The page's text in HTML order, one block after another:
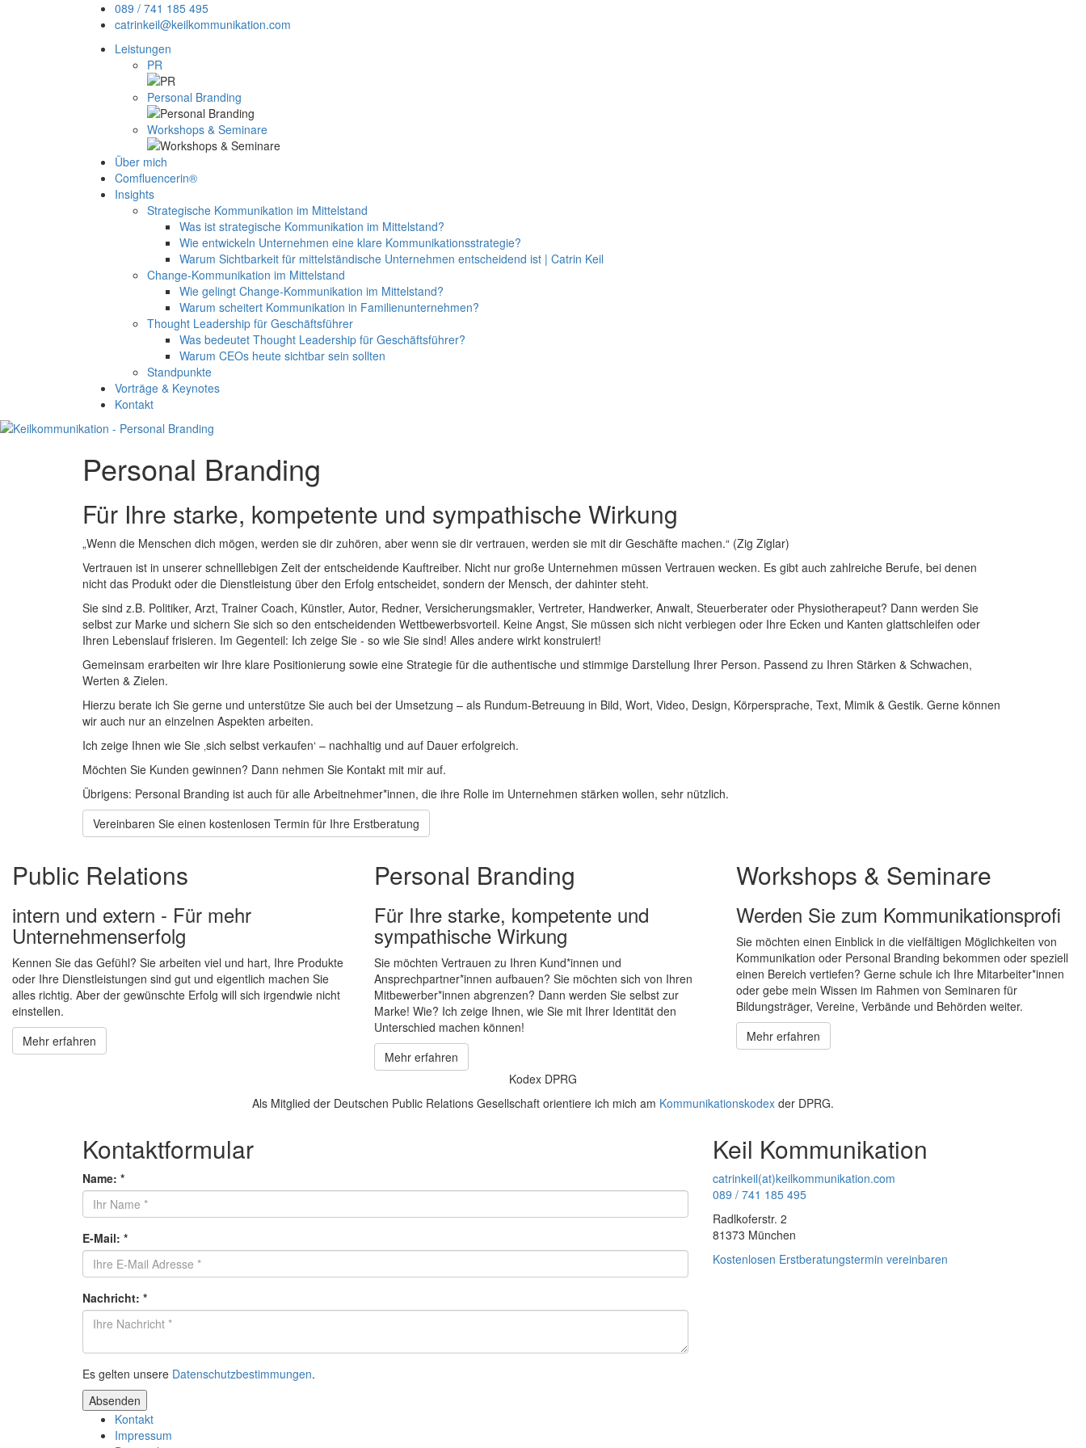
089 / 741 185 495
catrinkeil@keilkommunikation.com
Leistungen
PR
Personal Branding
Workshops & Seminare
Über mich
Comfluencerin®
Insights
Strategische Kommunikation im Mittelstand
Was ist strategische Kommunikation im Mittelstand?
Wie entwickeln Unternehmen eine klare Kommunikationsstrategie?
Warum Sichtbarkeit für mittelständische Unternehmen entscheidend ist | Catrin Keil
Change-Kommunikation im Mittelstand
Wie gelingt Change-Kommunikation im Mittelstand?
Warum scheitert Kommunikation in Familienunternehmen?
Thought Leadership für Geschäftsführer
Was bedeutet Thought Leadership für Geschäftsführer?
Warum CEOs heute sichtbar sein sollten
Standpunkte
Vorträge & Keynotes
Kontakt
Personal Branding
Für Ihre starke, kompetente und sympathische Wirkung
„Wenn die Menschen dich mögen, werden sie dir zuhören, aber wenn sie dir vertrauen, werden sie mit dir Geschäfte machen.“ (Zig Ziglar)
Vertrauen ist in unserer schnelllebigen Zeit der entscheidende Kauftreiber. Nicht nur große Unternehmen müssen Vertrauen wecken. Es gibt auch zahlreiche Berufe, bei denen
nicht das Produkt oder die Dienstleistung über den Erfolg entscheidet, sondern der Mensch, der dahinter steht.
Sie sind z.B. Politiker, Arzt, Trainer Coach, Künstler, Autor, Redner, Versicherungsmakler, Vertreter, Handwerker, Anwalt, Steuerberater oder Physiotherapeut? Dann werden Sie
selbst zur Marke und sichern Sie sich so den entscheidenden Wettbewerbsvorteil. Keine Angst, Sie müssen sich nicht verbiegen oder Ihre Ecken und Kanten glattschleifen oder
Ihren Lebenslauf frisieren. Im Gegenteil: Ich zeige Sie - so wie Sie sind! Alles andere wirkt konstruiert!
Gemeinsam erarbeiten wir Ihre klare Positionierung sowie eine Strategie für die authentische und stimmige Darstellung Ihrer Person. Passend zu Ihren Stärken & Schwachen,
Werten & Zielen.
Hierzu berate ich Sie gerne und unterstütze Sie auch bei der Umsetzung – als Rundum-Betreuung in Bild, Wort, Video, Design, Körpersprache, Text, Mimik & Gestik. Gerne können
wir auch nur an einzelnen Aspekten arbeiten.
Ich zeige Ihnen wie Sie ‚sich selbst verkaufen‘ – nachhaltig und auf Dauer erfolgreich.
Möchten Sie Kunden gewinnen? Dann nehmen Sie Kontakt mit mir auf.
Übrigens: Personal Branding ist auch für alle Arbeitnehmer*innen, die ihre Rolle im Unternehmen stärken wollen, sehr nützlich.
Vereinbaren Sie einen kostenlosen Termin für Ihre Erstberatung
Public Relations
intern und extern - Für mehr
Unternehmenserfolg
Kennen Sie das Gefühl? Sie arbeiten viel und hart, Ihre Produkte
oder Ihre Dienstleistungen sind gut und eigentlich machen Sie
alles richtig. Aber der gewünschte Erfolg will sich irgendwie nicht
einstellen.
Mehr erfahren
Personal Branding
Für Ihre starke, kompetente und
sympathische Wirkung
Sie möchten Vertrauen zu Ihren Kund*innen und
Ansprechpartner*innen aufbauen? Sie möchten sich von Ihren
Mitbewerber*innen abgrenzen? Dann werden Sie selbst zur
Marke! Wie? Ich zeige Ihnen, wie Sie mit Ihrer Identität den
Unterschied machen können!
Mehr erfahren
Workshops & Seminare
Werden Sie zum Kommunikationsprofi
Sie möchten einen Einblick in die vielfältigen Möglichkeiten von
Kommunikation oder Personal Branding bekommen oder speziell
einen Bereich vertiefen? Gerne schule ich Ihre Mitarbeiter*innen
oder gebe mein Wissen im Rahmen von Seminaren für
Bildungsträger, Vereine, Verbände und Behörden weiter.
Mehr erfahren
Kodex DPRG
Als Mitglied der Deutschen Public Relations Gesellschaft orientiere ich mich am Kommunikationskodex der DPRG.
Kontaktformular
Name: *
E-Mail: *
Nachricht: *
Es gelten unsere Datenschutzbestimmungen.
Absenden
Keil Kommunikation
catrinkeil(at)keilkommunikation.com
089 / 741 185 495
Radlkoferstr. 2
81373 München
Kostenlosen Erstberatungstermin vereinbaren
Kontakt
Impressum